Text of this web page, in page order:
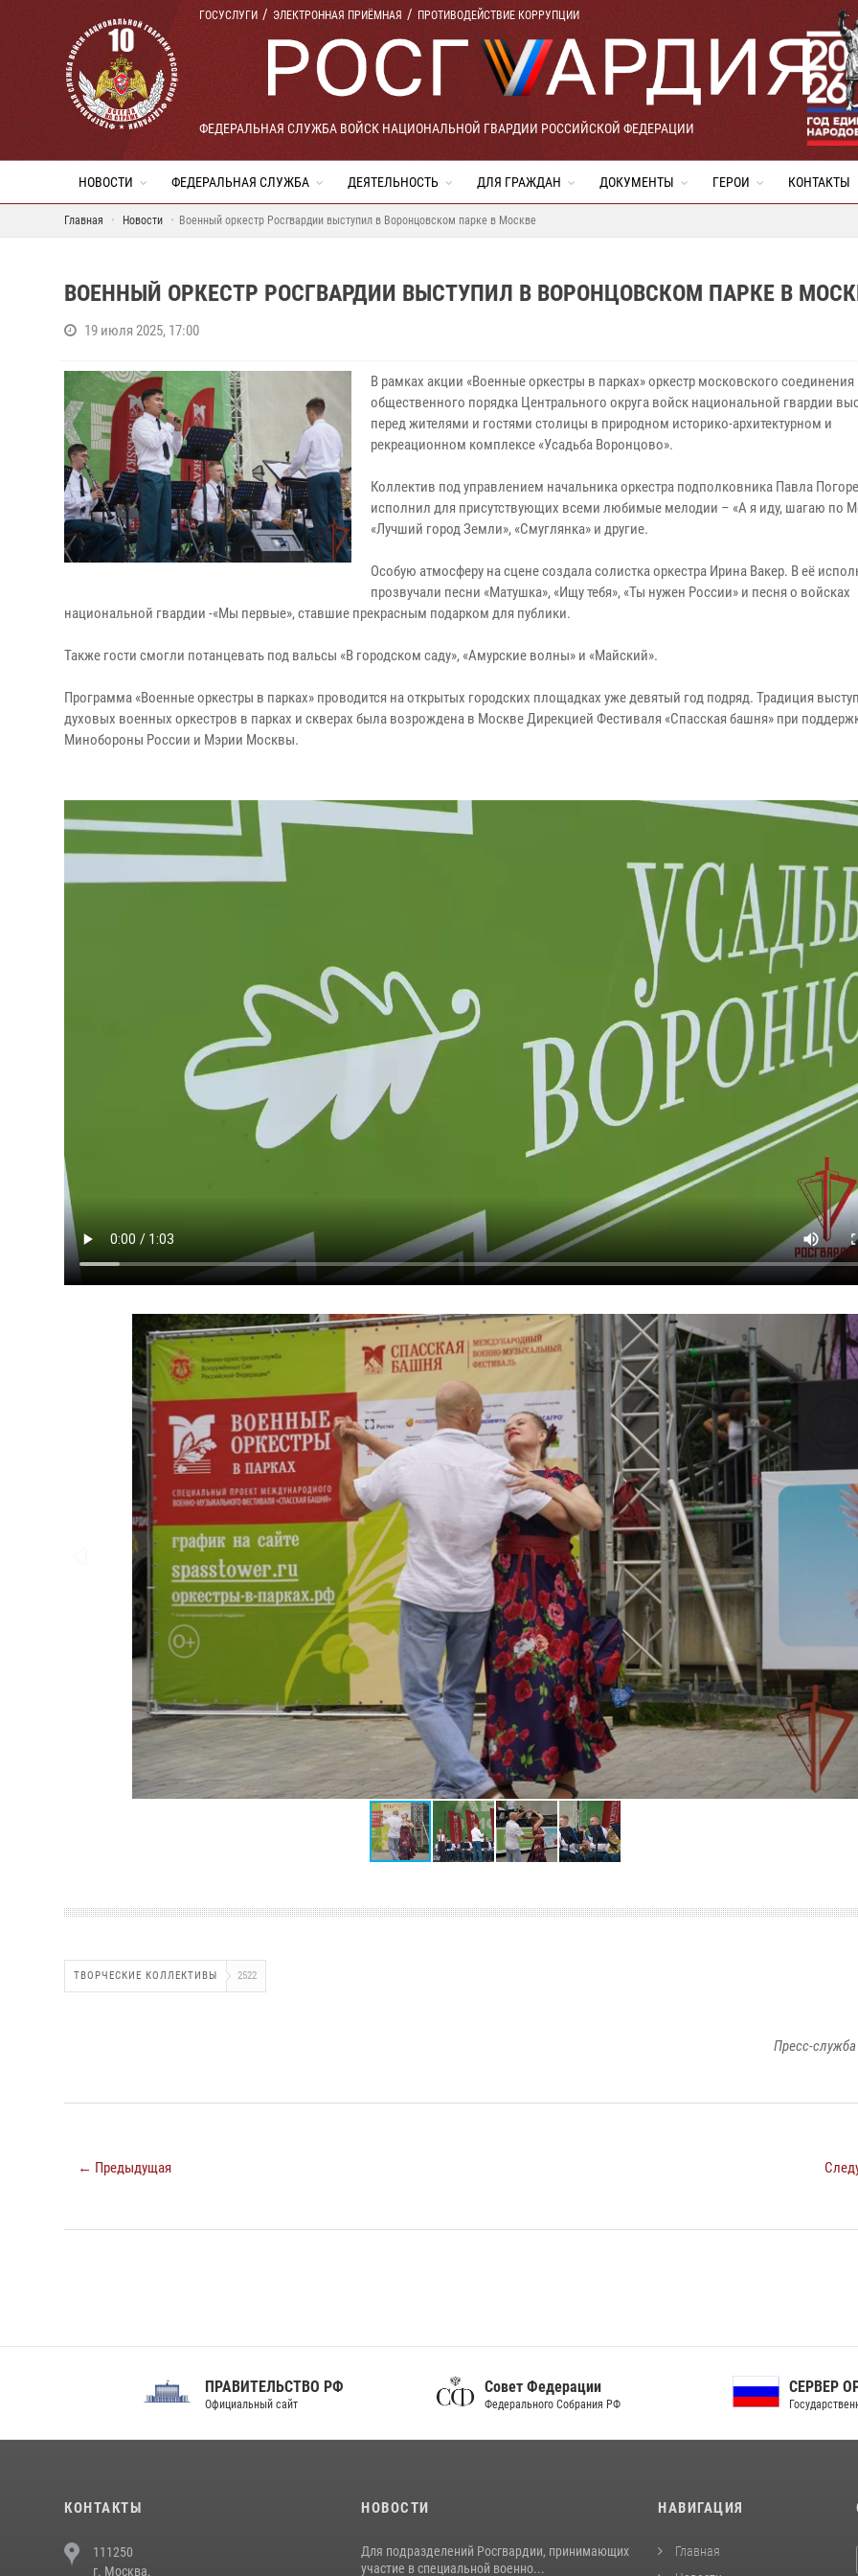
ГОСУСЛУГИ ЭЛЕКТРОННАЯ ПРИЁМНАЯ ПРОТИВОДЕЙСТВИЕ КОРРУПЦИИ
ФЕДЕРАЛЬНАЯ СЛУЖБА ВОЙСК НАЦИОНАЛЬНОЙ ГВАРДИИ РОССИЙСКОЙ ФЕДЕРАЦИИ
НОВОСТИ ФЕДЕРАЛЬНАЯ СЛУЖБА ДЕЯТЕЛЬНОСТЬ ДЛЯ ГРАЖДАН ДОКУМЕНТЫ ГЕРОИ КОНТАКТЫ
Главная Новости Военный оркестр Росгвардии выступил в Воронцовском парке в Москве
ВОЕННЫЙ ОРКЕСТР РОСГВАРДИИ ВЫСТУПИЛ В ВОРОНЦОВСКОМ ПАРКЕ В
19 июля 2025, 17:00
В рамках акции «Военные оркестры в парках» оркестр московского
общественного порядка Центрального округа войск национальной гвардии
перед жителями и гостями столицы в природном историко-архитектурном и
рекреационном комплексе «Усадьба Воронцово».
Коллектив под управлением начальника оркестра подполковника Павла
исполнил для присутствующих всеми любимые мелодии – «А я иду, шагаю по
«Лучший город Земли», «Смуглянка» и другие.
Особую атмосферу на сцене создала солистка оркестра Ирина Вакер. В её
прозвучали песни «Матушка», «Ищу тебя», «Ты нужен России» и песня о войсках
национальной гвардии -«Мы первые», ставшие прекрасным подарком для публики.
Также гости смогли потанцевать под вальсы «В городском саду», «Амурские волны» и «Майский».
Программа «Военные оркестры в парках» проводится на открытых городских площадках уже девятый год подряд. Традиция
духовых военных оркестров в парках и скверах была возрождена в Москве Дирекцией Фестиваля «Спасская башня» при
Минобороны России и Мэрии Москвы.
ТВОРЧЕСКИЕ КОЛЛЕКТИВЫ 2522
Пресс-служба
← Предыдущая
ПРАВИТЕЛЬСТВО РФ
Официальный сайт
Совет Федерации
Федерального Собрания РФ
СЕРВЕР ОРГАНОВ
Государственной власти РФ
КОНТАКТЫ
111250
г. Москва,
НОВОСТИ
Для подразделений Росгвардии, принимающих
участие в специальной военно...
НАВИГАЦИЯ
Главная